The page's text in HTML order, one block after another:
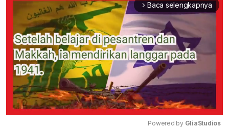
arrow_forward_ios Baca selengkapnya
Powered by GliaStudios